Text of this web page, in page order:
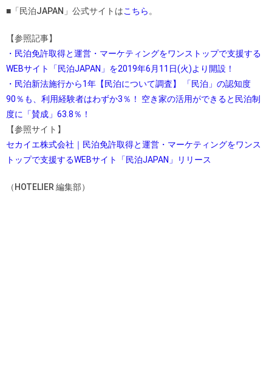
■「民泊JAPAN」公式サイトはこちら。
【参照記事】
・民泊免許取得と運営・マーケティングをワンストップで支援する
WEBサイト「民泊JAPAN」を2019年6月11日(火)より開設！
・民泊新法施行から1年【民泊について調査】 「民泊」の認知度
90％も、利用経験者はわずか3％！ 空き家の活用ができると民泊制
度に「賛成」63.8％！
【参照サイト】
セカイエ株式会社｜民泊免許取得と運営・マーケティングをワンス
トップで支援するWEBサイト「民泊JAPAN」リリース
（HOTELIER 編集部）